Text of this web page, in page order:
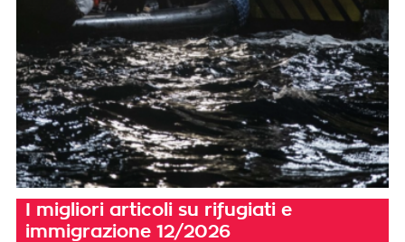
I migliori articoli su rifugiati e
immigrazione 12/2026